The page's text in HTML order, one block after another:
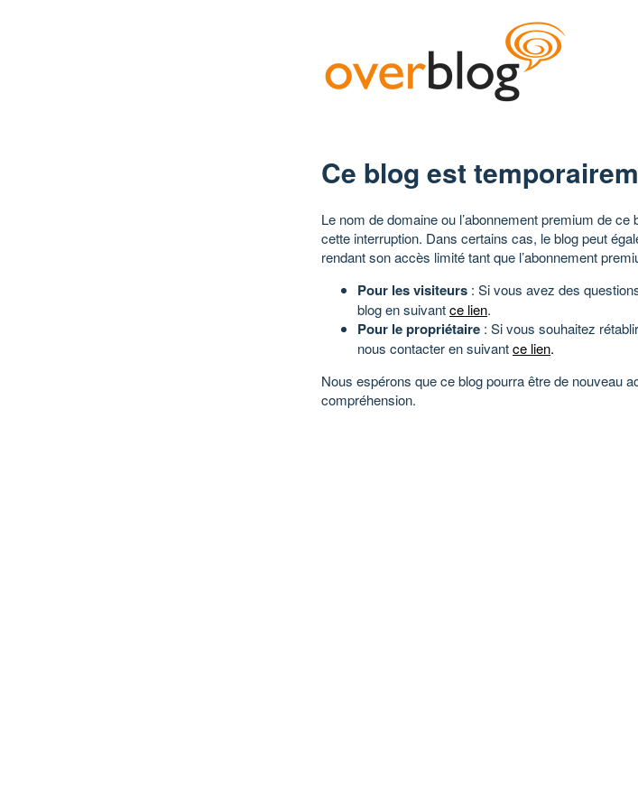
Ce blog est
Le nom de domaine ou l’abonnement premium de
cette interruption. Dans certains cas, le blog peut
rendant son accès limité tant que l’abonnement
Pour les visiteurs : Si vous avez des
blog en suivantce lien.
Pour le propriétaire : Si vous souhaitez
nous contacter en suivantce lien.
Nous espérons que ce blog pourra être de nouveau
compréhension.